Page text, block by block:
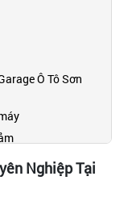
Ô Tô Sơn
thô
dụng
Nghiệp Tại